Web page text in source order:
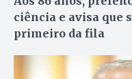
ciência e avisa que
primeiro da fila